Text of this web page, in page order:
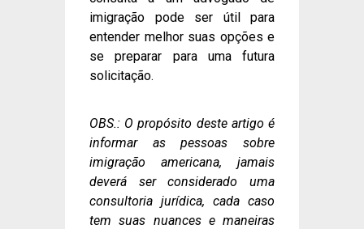
imigração pode ser útil para
entender melhor suas opções e
se preparar para uma futura
solicitação.
OBS.: O propósito deste artigo é
informar as pessoas sobre
imigração americana, jamais
deverá ser considerado uma
consultoria jurídica, cada caso
tem suas nuances e maneiras